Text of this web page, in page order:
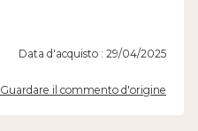
Data d'acquisto : 29/04/2025
Guardare il commento d'origine